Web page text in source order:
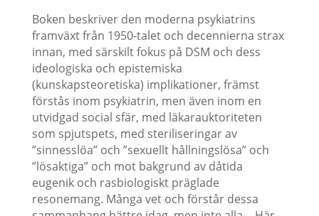
Boken beskriver den moderna psykiatrins
framväxt från 1950-talet och decennierna strax
innan, med särskilt fokus på DSM och dess
ideologiska och epistemiska
(kunskapsteoretiska) implikationer, främst
förstås inom psykiatrin, men även inom en
utvidgad social sfär, med läkarauktoriteten
som spjutspets, med steriliseringar av
”sinnesslöa” och ”sexuellt hållningslösa” och
”lösaktiga” och mot bakgrund av dåtida
eugenik och rasbiologiskt präglade
resonemang. Många vet och förstår dessa